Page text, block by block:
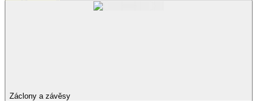
Záclony a závěsy